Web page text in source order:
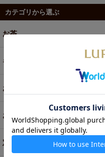
カテゴリから選ぶ
お茶
ギフト
お菓子・食品・飲料
お買い得商品
定期便